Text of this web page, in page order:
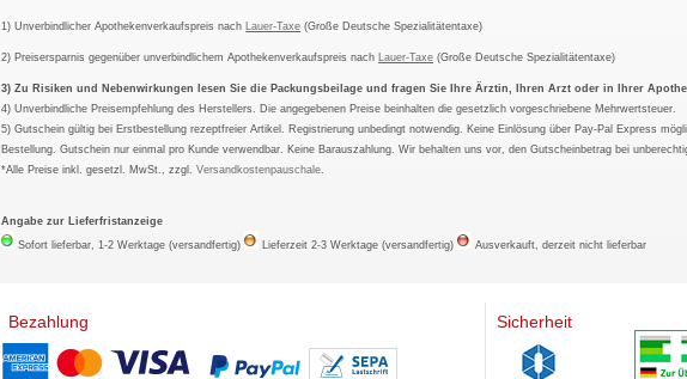
1) Unverbindlicher Apothekenverkaufspreis nach Lauer-Taxe (Große Deutsche Spezialitätentaxe)
2) Preisersparnis gegenüber unverbindlichem Apothekenverkaufspreis nach Lauer-Taxe (Große Deutsche Spezialitätentaxe)
3) Zu Risiken und Nebenwirkungen lesen Sie die Packungsbeilage und fragen Sie Ihre Ärztin, Ihren Arzt oder in Ihrer
4) Unverbindliche Preisempfehlung des Herstellers. Die angegebenen Preise beinhalten die gesetzlich vorgeschriebene Mehrwertsteuer.
5) Gutschein gültig bei Erstbestellung rezeptfreier Artikel. Registrierung unbedingt notwendig. Keine Einlösung über Pay-Pal Express
Bestellung. Gutschein nur einmal pro Kunde verwendbar. Keine Barauszahlung. Wir behalten uns vor, den Gutscheinbetrag bei
*Alle Preise inkl. gesetzl. MwSt., zzgl.Versandkostenpauschale.
Angabe zur Lieferfristanzeige
Sofort lieferbar, 1-2 Werktage (versandfertig)
Lieferzeit 2-3 Werktage (versandfertig) Ausverkauft, derzeit nicht lieferbar
Bezahlung Sicherheit